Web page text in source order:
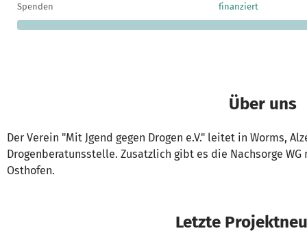
Spenden finanziert
Über uns
Der Verein "Mit Jgend gegen Drogen e.V." leitet in Worms,
Drogenberatunsstelle. Zusatzlich gibt es die Nachsorge
Osthofen.
Letzte